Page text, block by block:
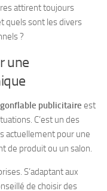
attirent toujours
quels sont les divers
?
une
gonflable publicitaire est
C’est un des
actuellement pour une
de produit ou un salon.
S’adaptant aux
de choisir des